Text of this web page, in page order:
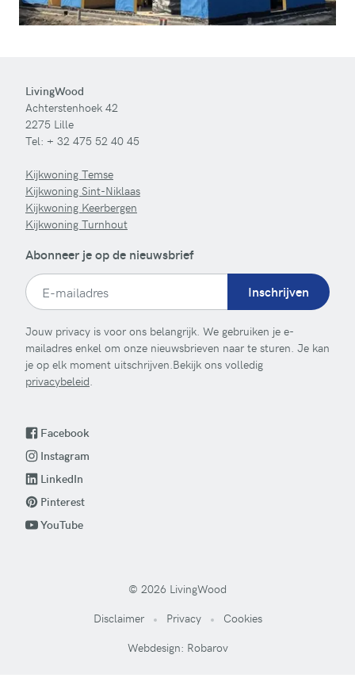
LivingWood
Achterstenhoek 42
2275 Lille
Tel: + 32 475 52 40 45
Kijkwoning Temse
Kijkwoning Sint-Niklaas
Kijkwoning Keerbergen
Kijkwoning Turnhout
Abonneer je op de nieuwsbrief
Inschrijven
Jouw privacy is voor ons belangrijk. We gebruiken je e-
mailadres enkel om onze nieuwsbrieven naar te sturen. Je kan
je op elk moment uitschrijven.Bekijk ons volledig
privacybeleid.
Facebook
Instagram
LinkedIn
Pinterest
YouTube
© 2026 LivingWood
Disclaimer
Privacy
Cookies
Webdesign: Robarov